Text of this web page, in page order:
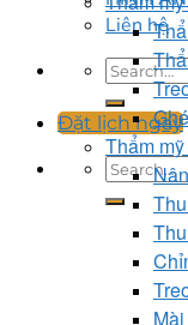
Liên hệ
Đặt lịch ngay
Thẩm